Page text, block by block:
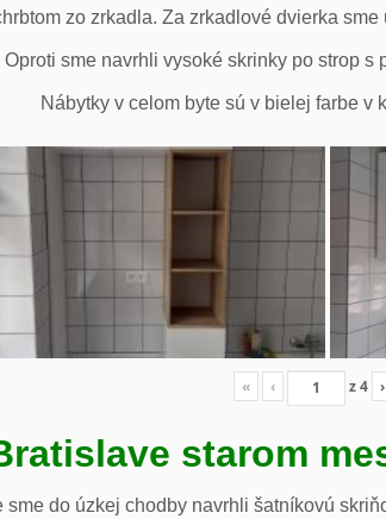
zo zrkadla. Za zrkadlové dvierka
Oproti sme navrhli vysoké skrinky po strop s
Nábytky v celom byte sú v bielej farbe v
« ‹ z4 ›
starom
sme do úzkej chodby navrhli šatníkovú